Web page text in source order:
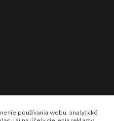
používania webu, analytické